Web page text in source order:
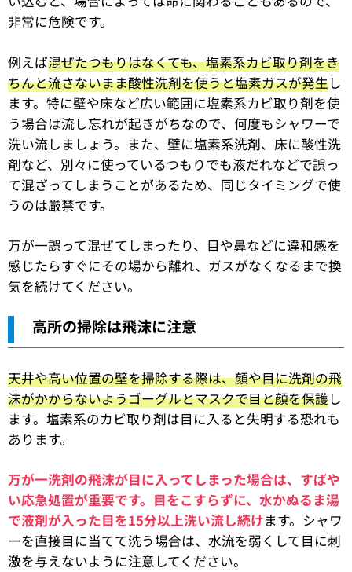
非常に危険です。
例えば混ぜたつもりはなくても、塩素系カビ取り剤をき
ちんと流さないまま酸性洗剤を使うと塩素ガスが発生し
ます。特に壁や床など広い範囲に塩素系カビ取り剤を使
う場合は流し忘れが起きがちなので、何度もシャワーで
洗い流しましょう。また、壁に塩素系洗剤、床に酸性洗
剤など、別々に使っているつもりでも液だれなどで誤っ
て混ざってしまうことがあるため、同じタイミングで使
うのは厳禁です。
万が一誤って混ぜてしまったり、目や鼻などに違和感を
感じたらすぐにその場から離れ、ガスがなくなるまで換
気を続けてください。
高所の掃除は飛沫に注意
天井や高い位置の壁を掃除する際は、顔や目に洗剤の飛
沫がかからないようゴーグルとマスクで目と顔を保護し
ます。塩素系のカビ取り剤は目に入ると失明する恐れも
あります。
万が一洗剤の飛沫が目に入ってしまった場合は、すばや
い応急処置が重要です。目をこすらずに、水かぬるま湯
で液剤が入った目を15分以上洗い流し続けます。シャワ
ーを直接目に当てて洗う場合は、水流を弱くして目に刺
激を与えないように注意してください。